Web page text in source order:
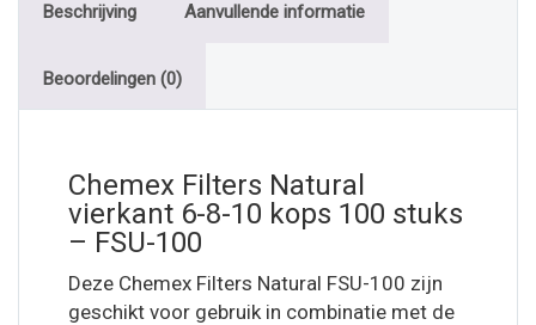
Beschrijving Aanvullende informatie
Beoordelingen (0)
Chemex Filters Natural
vierkant 6-8-10 kops 100 stuks
– FSU-100
Deze Chemex Filters Natural FSU-100 zijn
geschikt voor gebruik in combinatie met de